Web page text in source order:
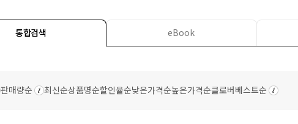
통합검색 eBook
판매량순 최신순상품명순할인율순낮은가격순높은가격순클로버베스트순